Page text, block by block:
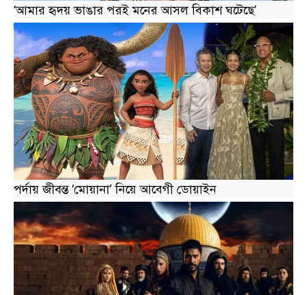
‘আমার হৃদয় ভাঙার পরই মনের আসল বিকাশ ঘটেছে’
পর্দায় জীবন্ত ‘মোয়ানা’ নিয়ে আবেগী ডোয়াইন